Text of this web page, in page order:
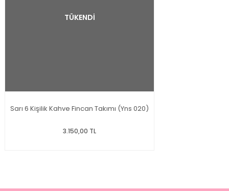
TÜKENDİ
Sarı 6 Kişilik Kahve Fincan Takımı (Yns 020)
3.150,00 TL